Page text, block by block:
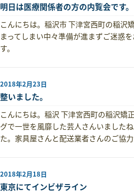
明日は医療関係者の方の内覧会です。
こんにちは。稲沢市 下津宮西町の稲沢
まってしまい中々準備が進まずご迷惑
す。
2018年2月23日
整いました。
こんにちは。稲沢 下津宮西町の稲沢矯
グで一世を風靡した芸人さんいました
た。家具屋さんと配送業者さんのご協
2018年2月18日
東京にてインビザライン